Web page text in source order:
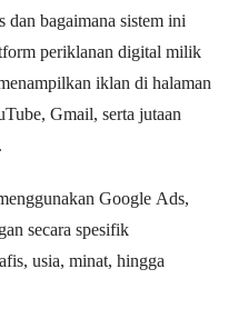
bagaimana sistem ini
periklanan digital milik
iklan di halaman
Gmail, serta jutaan
Google Ads,
secara spesifik
usia, minat, hingga